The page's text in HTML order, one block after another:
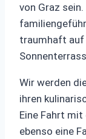
von Graz
traumhaft auf
Wir werden
ihren
Eine Fahrt
ebenso eine